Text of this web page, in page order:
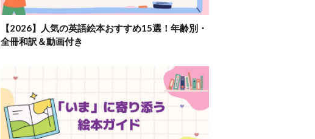
【2026】人気の英語絵本おすすめ15選！年齢別・
全冊和訳＆動画付き